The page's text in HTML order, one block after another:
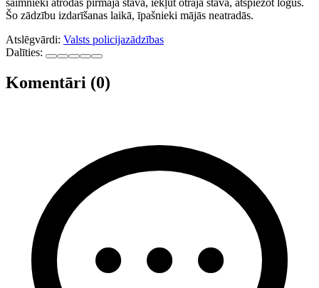
Šo zādzību izdarīšanas laikā, īpašnieki mājās neatradās.
Atslēgvārdi: Valsts policijazādzības
Dalīties:
Komentāri (0)